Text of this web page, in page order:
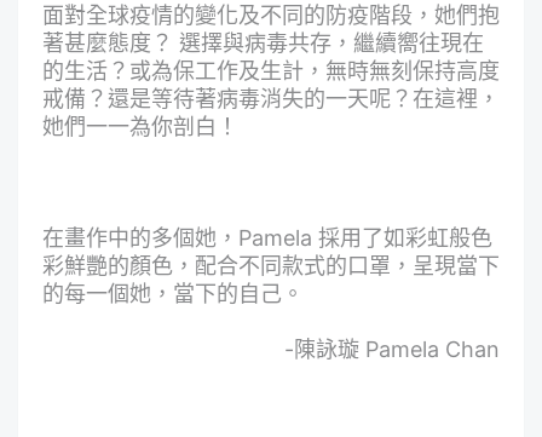
面對全球疫情的變化及不同的防疫階段，她們抱
著甚麼態度？ 選擇與病毒共存，繼續嚮往現在
的生活？或為保工作及生計，無時無刻保持高度
戒備？還是等待著病毒消失的一天呢？在這裡，
她們一一為你剖白！
在畫作中的多個她，Pamela 採用了如彩虹般色
彩鮮艷的顏色，配合不同款式的口罩，呈現當下
的每一個她，當下的自己。
-陳詠璇 Pamela Chan